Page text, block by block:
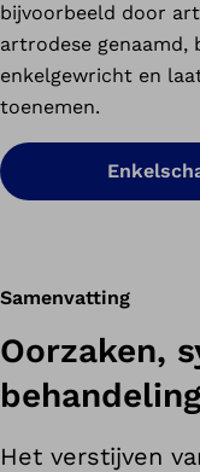
bijvoorbeeld door
artrodese genaamd,
enkelgewricht en
toenemen.
Samenvatting
Oorzaken,
behandeling
Het verstijven